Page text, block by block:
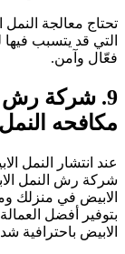
معالجة النمل
قد يتسبب فيها
وآمن.
9. شركة رش
النمل
انتشار النمل
رش النمل
في منزلك
أفضل العمالة
باحترافية